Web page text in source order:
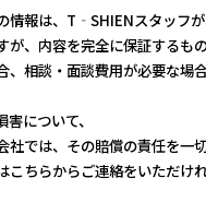
情報は、T‐SHIENスタッフが
、内容を完全に保証するも
相談・面談費用が必要な場合
について、
では、その賠償の責任を一
ちらからご連絡をいただけれ